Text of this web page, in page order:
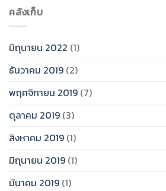
คลังเก็บ
มิถุนายน 2022 (1)
ธันวาคม 2019 (2)
พฤศจิกายน 2019 (7)
ตุลาคม 2019 (3)
สิงหาคม 2019 (1)
มิถุนายน 2019 (1)
มีนาคม 2019 (1)